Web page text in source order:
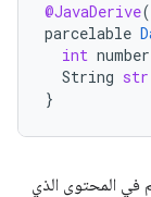
@JavaDerive(
parcelable
int number
String str
}
في المحتوى الذي